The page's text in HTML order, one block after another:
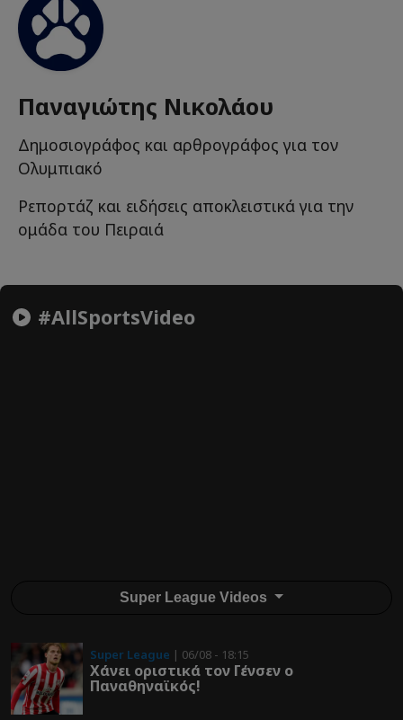
Παναγιώτης Νικολάου
Δημοσιογράφος και αρθρογράφος για τον
Ολυμπιακό
Ρεπορτάζ και ειδήσεις αποκλειστικά για την
ομάδα του Πειραιά
#AllSportsVideo
Super League Videos
Super League | 06/08 - 18:15
Χάνει οριστικά τον Γένσεν ο
Παναθηναϊκός!